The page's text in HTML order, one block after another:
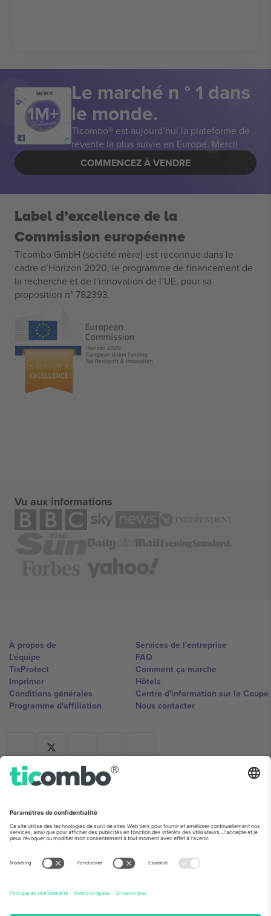
MERCI! Le marché n ° 1 dans
le monde.
Ticombo® est aujourd’hui la plateforme de
revente la plus suivie en Europe. Merci!
COMMENCEZ À VENDRE
Label d’excellence de la
Commission européenne
Ticombo GmbH (société mère) est reconnue dans le
cadre d’Horizon 2020, le programme de financement de
la recherche et de l’innovation de l’UE, pour sa
proposition n° 782393.
Vu aux informations
À propos de
L'équipe
TixProtect
Imprimer
Conditions générales
Programme d'affiliation
Services de l'entreprise
FAQ
Comment ça marche
Hôtels
Centre d'information sur la Coupe
Nous contacter
Ticombo France
Mimi Balkanska 132, 1540, Sofia,
Bulgaria
L'entité juridique du fournisseur de la plateforme peut changer en
détails, consultez la page spécifique de l'événement, les mentions